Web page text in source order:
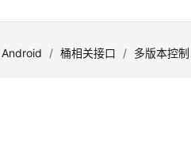
Android / 桶相关接口 / 多版本控制